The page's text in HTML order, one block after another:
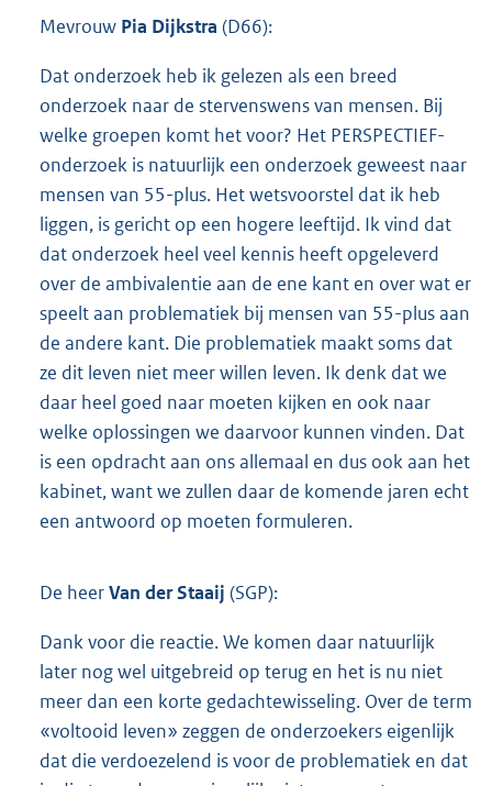
Mevrouw Pia Dijkstra (D66):
Dat onderzoek heb ik gelezen als een breed
onderzoek naar de stervenswens van mensen. Bij
welke groepen komt het voor? Het PERSPECTIEF-
onderzoek is natuurlijk een onderzoek geweest naar
mensen van 55-plus. Het wetsvoorstel dat ik heb
liggen, is gericht op een hogere leeftijd. Ik vind dat
dat onderzoek heel veel kennis heeft opgeleverd
over de ambivalentie aan de ene kant en over wat er
speelt aan problematiek bij mensen van 55-plus aan
de andere kant. Die problematiek maakt soms dat
ze dit leven niet meer willen leven. Ik denk dat we
daar heel goed naar moeten kijken en ook naar
welke oplossingen we daarvoor kunnen vinden. Dat
is een opdracht aan ons allemaal en dus ook aan het
kabinet, want we zullen daar de komende jaren echt
een antwoord op moeten formuleren.
De heerVan der Staaij (SGP):
Dank voor die reactie. We komen daar natuurlijk
later nog wel uitgebreid op terug en het is nu niet
meer dan een korte gedachtewisseling. Over de term
«voltooid leven» zeggen de onderzoekers eigenlijk
dat die verdoezelend is voor de problematiek en dat